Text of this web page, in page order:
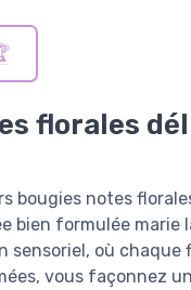
florales
bougies notes
bien formulée marie
sensoriel, où chaque
vous façonnez